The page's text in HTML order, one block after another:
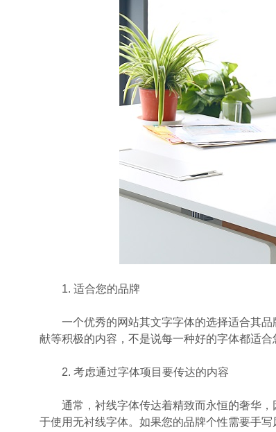
1. 适合您的品牌
一个优秀的网站其文字字体的选择适合其品
献等积极的内容，不是说每一种好的字体都适
2. 考虑通过字体项目要传达的内容
通常，衬线字体传达着精致而永恒的奢华，
于使用无衬线字体。如果您的品牌个性需要手